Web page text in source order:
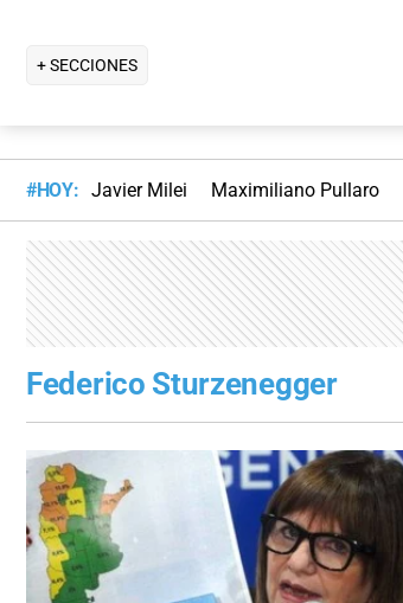
+ SECCIONES
#HOY: Javier Milei Maximiliano Pullaro
Federico Sturzenegger